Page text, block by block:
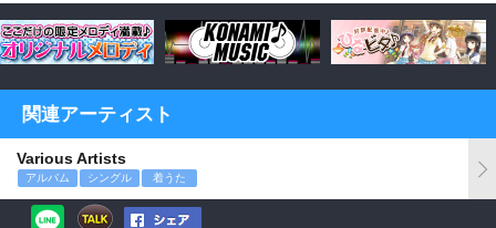
関連アーティスト
Various Artists
アルバム シングル 着うた